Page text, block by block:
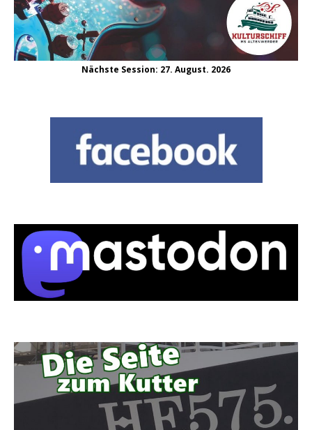
Nächste Session: 27. August. 2026